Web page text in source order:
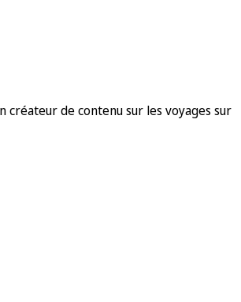
créateur de contenu sur les voyages sur